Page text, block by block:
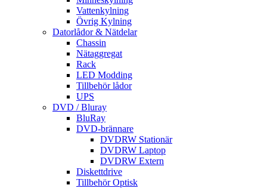
Vattenkylning
Övrig Kylning
Datorlådor & Nätdelar
Chassin
Nätaggregat
Rack
LED Modding
Tillbehör lådor
UPS
DVD / Bluray
BluRay
DVD-brännare
DVDRW Stationär
DVDRW Laptop
DVDRW Extern
Diskettdrive
Tillbehör Optisk